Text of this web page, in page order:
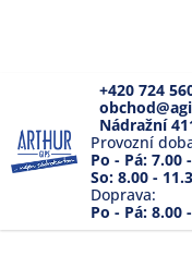
+420 724
Nádražní
Provozní
Po - Pá: 7.00
So: 8.00 -
Doprava:
Po - Pá: 8.00
o
p
t